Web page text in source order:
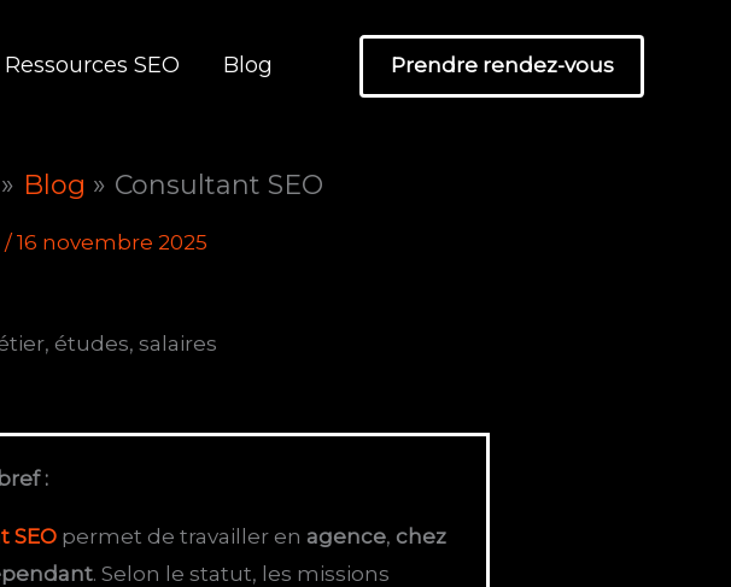
Ressources SEO Blog Prendre rendez-vous
Blog Consultant SEO
/16 novembre 2025
études, salaires
:
SEO permet de travailler en agence, chez
. Selon le statut, les missions